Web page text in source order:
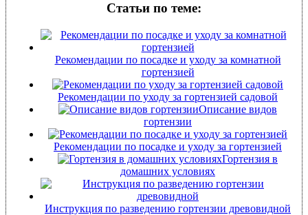
Статьи по теме:
Рекомендации по посадке и уходу за комнатной
гортензией
Рекомендации по уходу за гортензией садовой
Описание видов
гортензии
Рекомендации по посадке и уходу за гортензией
Гортензия в
домашних условиях
Инструкция по разведению гортензии древовидной